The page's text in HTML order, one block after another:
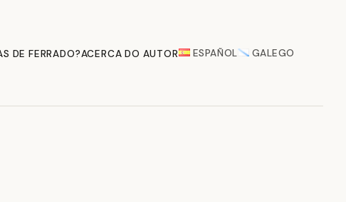
DE FERRADO?ACERCA DO AUTOR ESPAÑOL GALEGO